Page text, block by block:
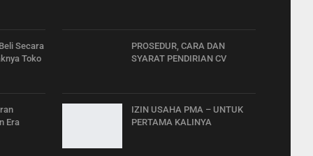
Secara
Toko
Era
PROSEDUR, CARA DAN
SYARAT PENDIRIAN CV
IZIN USAHA PMA – UNTUK
PERTAMA KALINYA